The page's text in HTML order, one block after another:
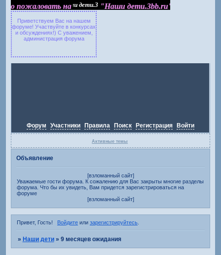
пожаловать на
пожаловать на "Наши дети.3bb.ru""Наши дети.3bb.ru"
Приветствуем Вас на нашем
форуме! Участвуйте в конкурсах
и обсуждениях!) С уважением,
администрация форума
Форум Участники Правила Поиск Регистрация Войти
Активные темы
Объявление
[взломанный сайт]
Уважаемые гости форума. К сожалению для Вас закрыты многие разделы
форума. Что бы их увидеть, Вам придется зарегистрироваться на
форуме
[взломанный сайт]
Привет, Гость! Войдитеили зарегистрируйтесь.
» Наши дети » 9 месяцев ожидания